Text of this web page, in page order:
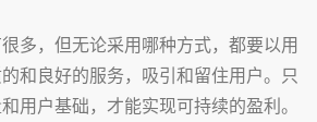
多，但无论采用哪种方式，都要以用
和良好的服务，吸引和留住用户。只
用户基础，才能实现可持续的盈利。